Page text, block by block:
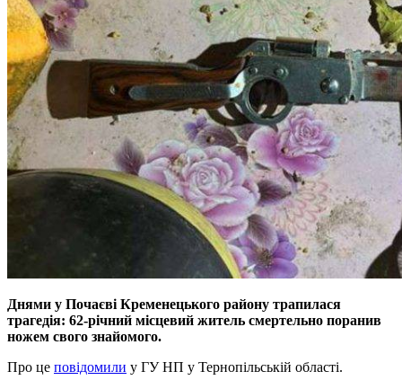
Днями у Почаєві Кременецького району трапилася
трагедія: 62-річний місцевий житель смертельно поранив
ножем свого знайомого.
Про це повідомили у ГУ НП у Тернопільській області.